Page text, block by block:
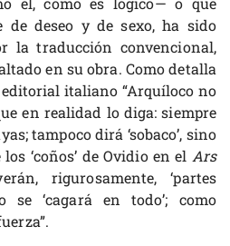
de deseo y de sexo, ha sido
la traducción convencional,
en su obra. Como detalla
italiano “Arquíloco no
en realidad lo diga: siempre
tampoco dirá ‘sobaco’, sino
‘coños’ de Ovidio en el Ars
rigurosamente, ‘partes
se ‘cagará en todo’; como